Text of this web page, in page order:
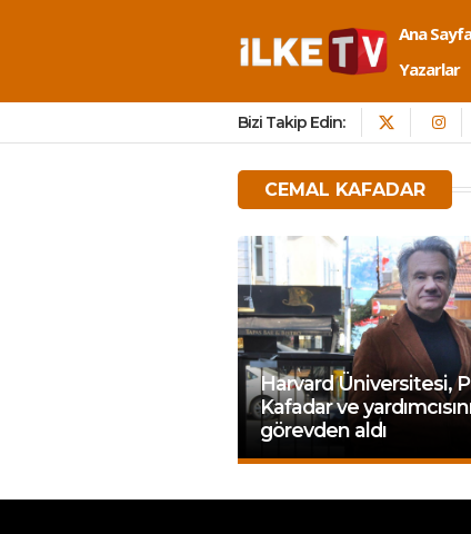
Ana Sayfa
Yazarlar
Bizi Takip Edin:
CEMAL KAFADAR
Harvard Üniversitesi,
Kafadar ve
görevden aldı